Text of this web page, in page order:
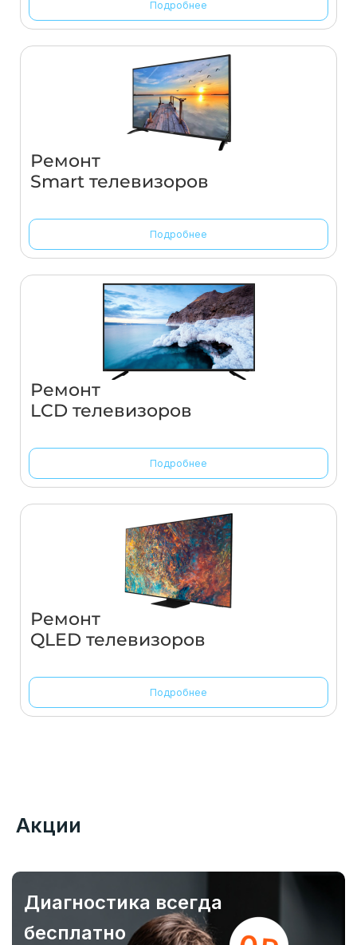
Подробнее
Ремонт
Smart телевизоров
Подробнее
Ремонт
LCD телевизоров
Подробнее
Ремонт
QLED телевизоров
Подробнее
Акции
Диагностика всегда
бесплатно